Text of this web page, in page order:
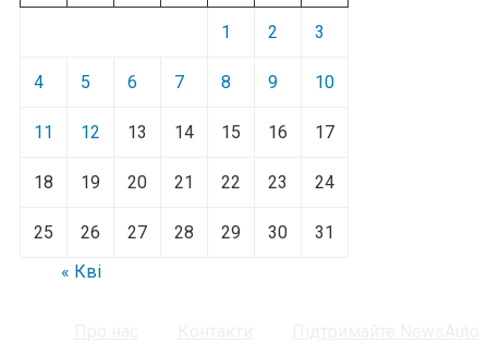
1 2 3
4 5 6 7 8 9 10
11 12 13 14 15 16 17
18 19 20 21 22 23 24
25 26 27 28 29 30
31
« Кві